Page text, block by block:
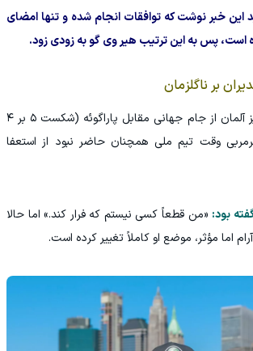
این خبر نوشت که توافقات انجام شده و تنها امضای
است، پس به این ترتیب هیر وی گو به زودی زود.
بر ناگلزمان
پس از حذف تحقیرآمیز آلمان از جام جهانی مقابل پاراگوئه (شکست ۵ بر ۴
وقت تیم ملی همچنان حاضر نبود از استعفا
بود: «من قطعاً کسی نیستم که فرار کند.» اما حالا
اما مؤثر، موضع او کاملاً تغییر کرده است.